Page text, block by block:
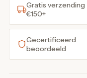
Gratis verzending
€150+
Gecertificeerd
beoordeeld